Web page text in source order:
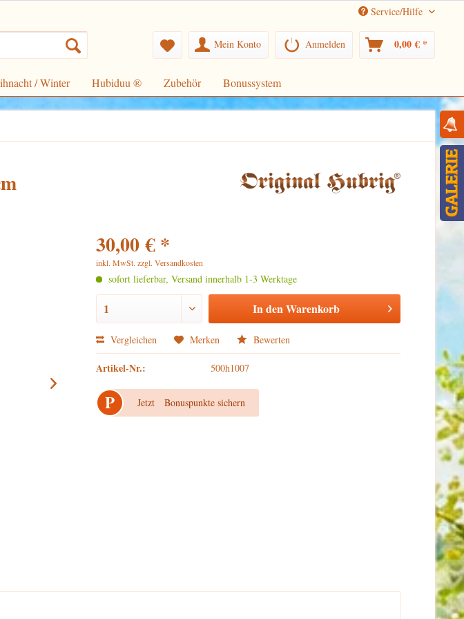
Service/Hilfe
Mein Konto Anmelden 0,00 € *
/ Winter Hubiduu ® Zubehör Bonussystem
30,00 € *
inkl. MwSt.zzgl. Versandkosten
sofort lieferbar, Versand innerhalb 1-3 Werktage
In denWarenkorb
Vergleichen Merken Bewerten
Artikel-Nr.: 500h1007
P Jetzt Bonuspunkte sichern